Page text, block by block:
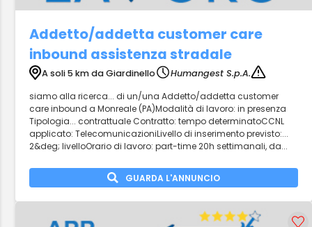
Addetto/addetta customer care
inbound assistenza stradale
A soli 5 km da Giardinello
Humangest S.p.A.
siamo alla ricerca... di un/una Addetto/addetta customer
care inbound a Monreale (PA)Modalità di lavoro: in presenza
Tipologia... contrattuale Contratto: tempo determinatoCCNL
applicato: TelecomunicazioniLivello di inserimento previsto:...
2&deg; livelloOrario di lavoro: part-time 20h settimanali, da...
GUARDA L'ANNUNCIO